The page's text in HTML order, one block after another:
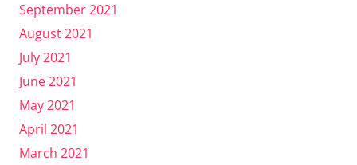
September 2021
August 2021
July 2021
June 2021
May 2021
April 2021
March 2021